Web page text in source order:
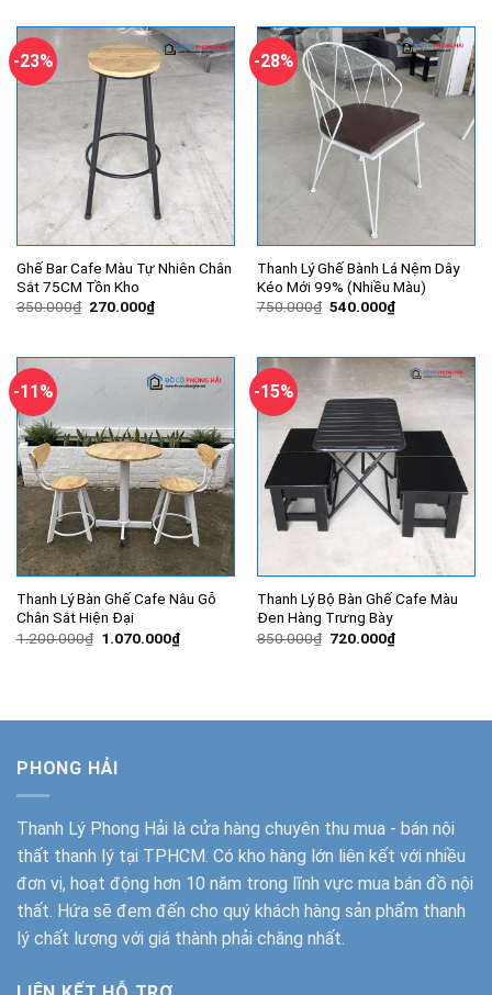
1.350.000₫.
-23%
Ghế Bar Cafe Màu Tự Nhiên Chân
Sắt 75CM Tồn Kho
350.000₫ Giá
270.000₫Giá
hiện
270.000₫.
-28%
Thanh Lý Ghế Bành Lá Nệm Dây
Kéo Mới 99% (Nhiều Màu)
750.000₫ Giá
540.000₫Giá
hiện
540.000₫.
-11%
Thanh Lý Bàn Ghế Cafe Nâu Gỗ
Chân Sắt Hiện Đại
1.200.000₫ Giá
1.070.000₫Giá
hiện
-15%
Thanh Lý Bộ Bàn Ghế Cafe Màu
Đen Hàng Trưng Bày
850.000₫ Giá
720.000₫Giá
hiện
PHONG HẢI
Thanh Lý Phong Hải là cửa hàng chuyên thu mua - bán nội
thất thanh lý tại TPHCM. Có kho hàng lớn liên kết với nhiều
đơn vị, hoạt động hơn 10 năm trong lĩnh vực mua bán đồ nội
thất. Hứa sẽ đem đến cho quý khách hàng sản phẩm thanh
lý chất lượng với giá thành phải chăng nhất.